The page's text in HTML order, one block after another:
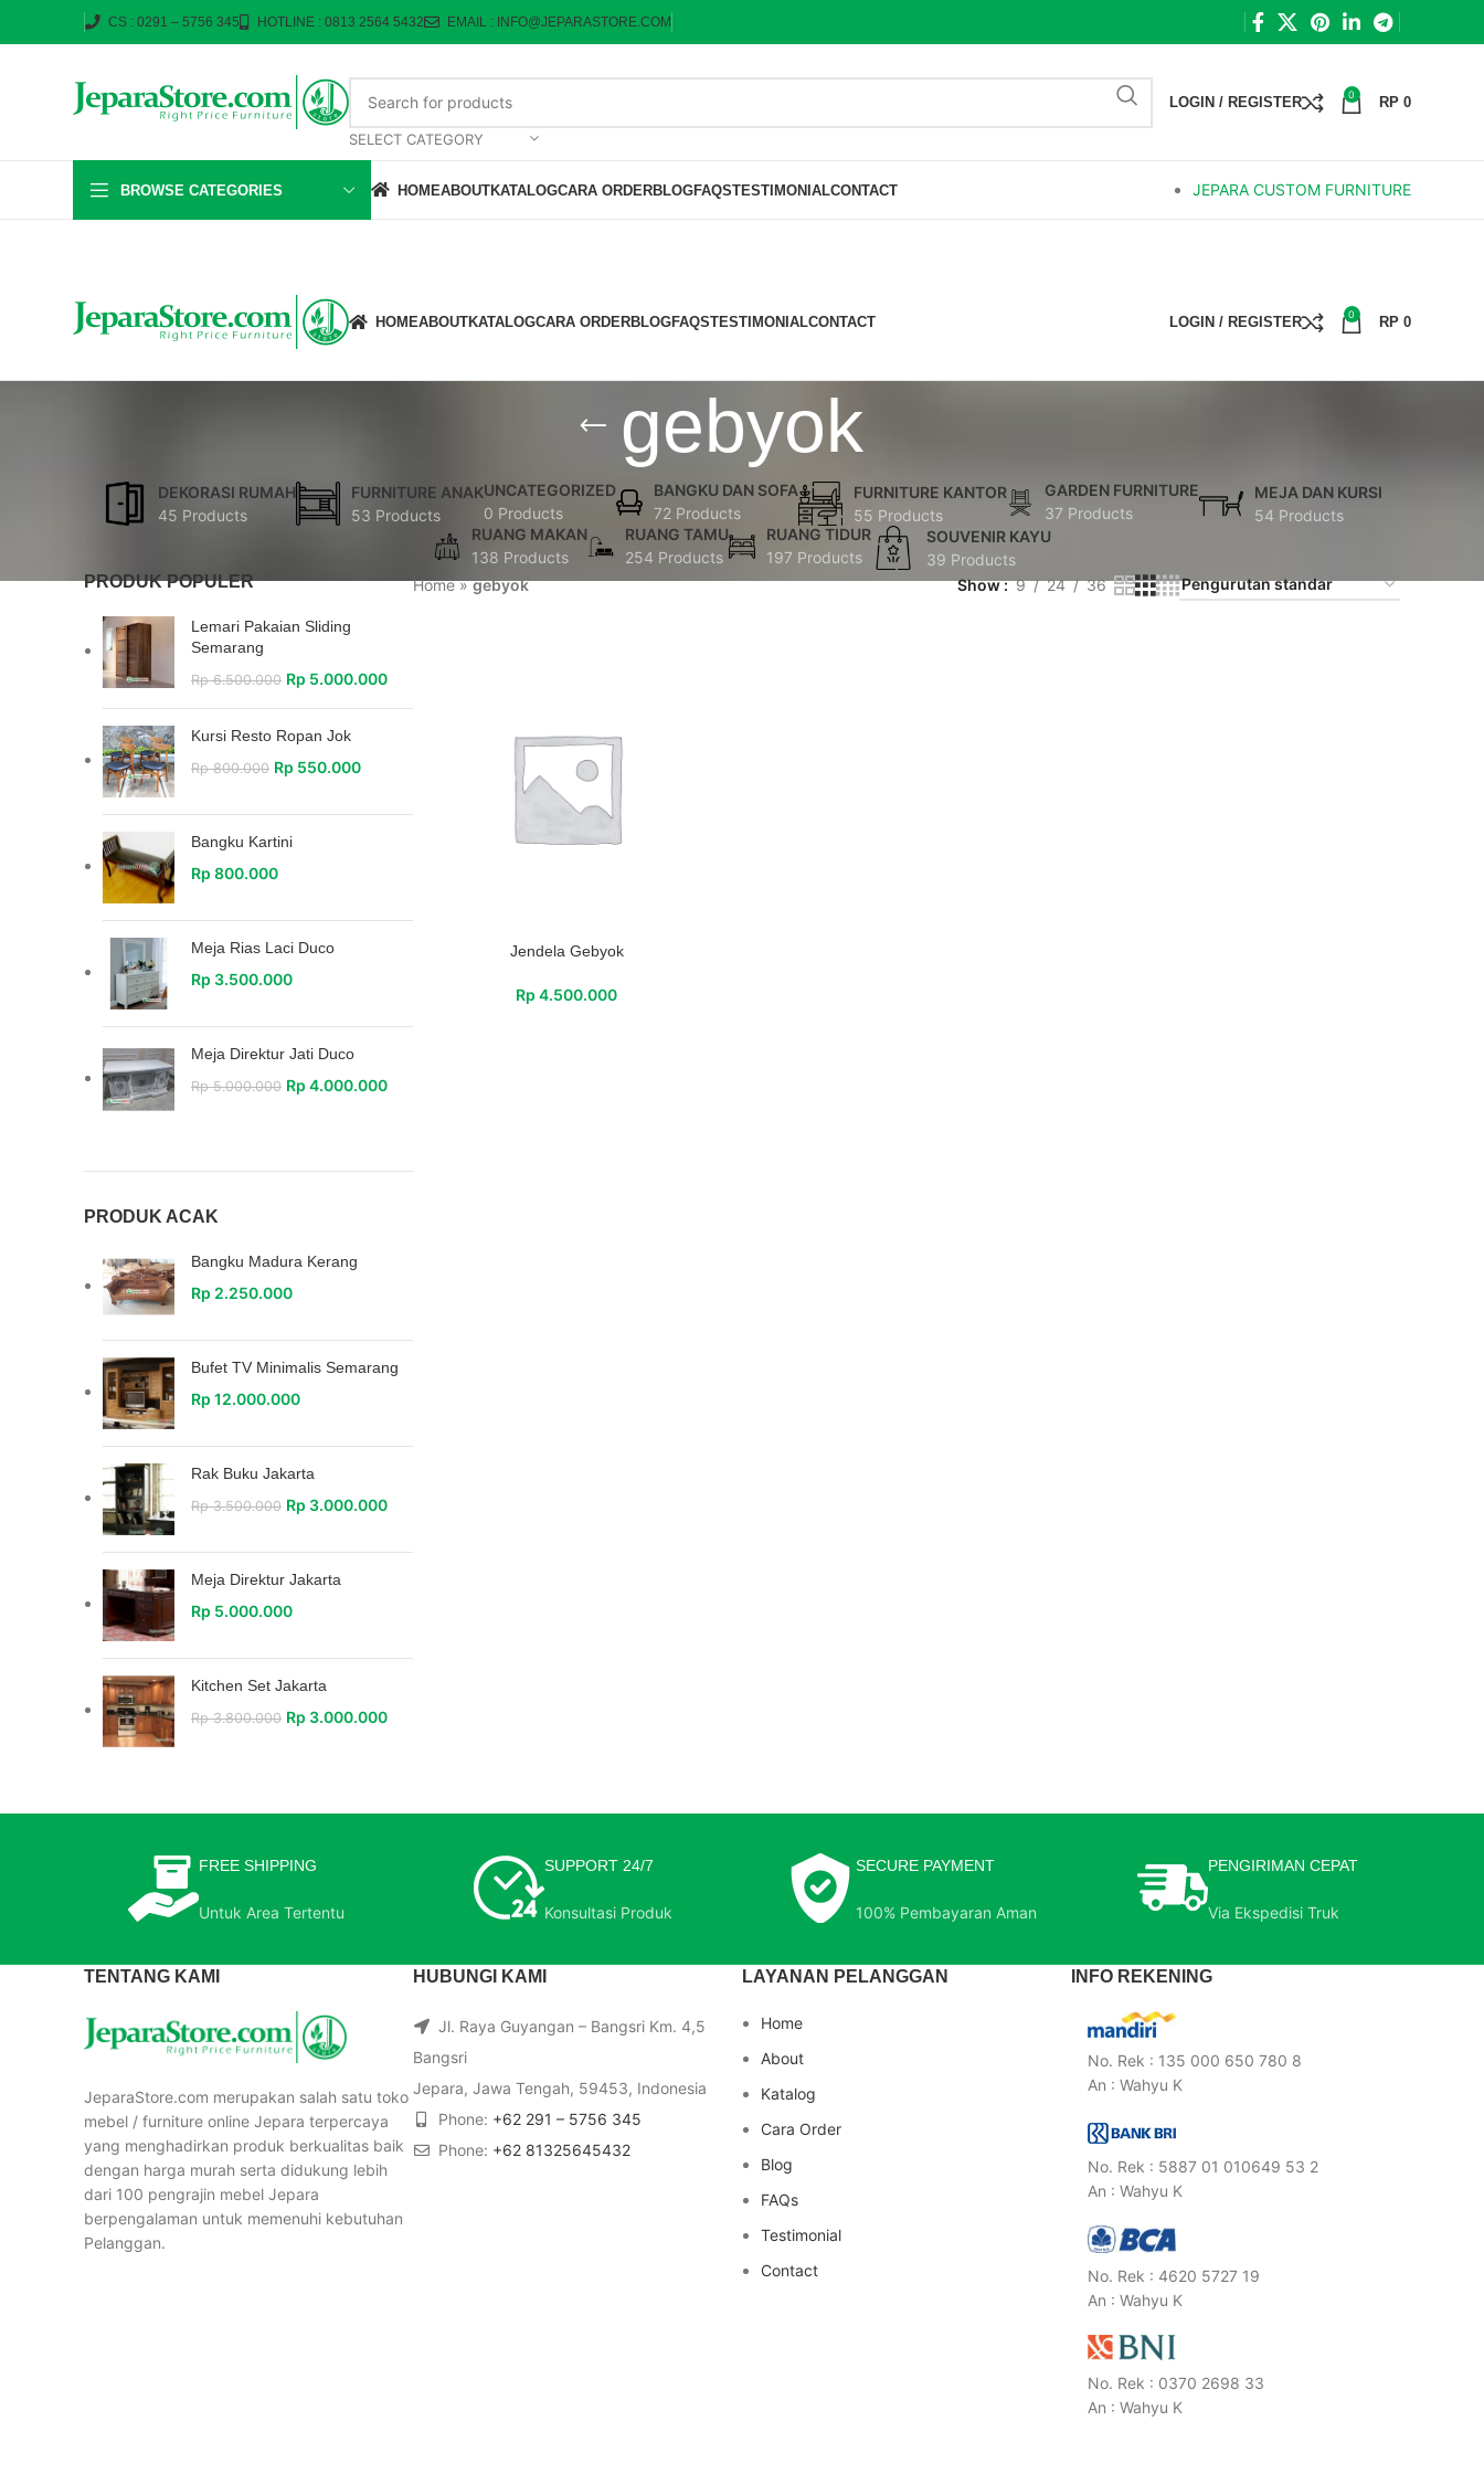
CS : 0291 – 5756 345 HOTLINE : 0813 2564 5432 EMAIL : INFO@JEPARASTORE.COM
SELECT CATEGORY
LOGIN / REGISTER 0 RP 0
BROWSE CATEGORIES HOMEABOUTKATALOGCARA ORDERBLOGFAQSTESTIMONIALCONTACT JEPARA CUSTOM FURNITURE
HOMEABOUTKATALOGCARA ORDERBLOGFAQSTESTIMONIALCONTACT LOGIN / REGISTER 0 RP 0
gebyok
DEKORASI RUMAH
45 Products
FURNITURE ANAK
53 Products
UNCATEGORIZED
0 Products
BANGKU DAN SOFA
72 Products
FURNITURE KANTOR
55 Products
GARDEN FURNITURE
37 Products
MEJA DAN KURSI
54 Products
RUANG MAKAN
138 Products
RUANG TAMU
254 Products
RUANG TIDUR
197 Products
SOUVENIR KAYU
39 Products
PRODUK POPULER
Lemari Pakaian Sliding
Semarang
Rp6.500.000 Rp 5.000.000
Kursi Resto Ropan Jok
Rp800.000 Rp 550.000
Bangku Kartini
Rp 800.000
Meja Rias Laci Duco
Rp 3.500.000
Meja Direktur Jati Duco
Rp5.000.000 Rp 4.000.000
PRODUK ACAK
Bangku Madura Kerang
Rp 2.250.000
Bufet TV Minimalis Semarang
Rp 12.000.000
Rak Buku Jakarta
Rp3.500.000 Rp 3.000.000
Meja Direktur Jakarta
Rp 5.000.000
Kitchen Set Jakarta
Rp3.800.000 Rp 3.000.000
Home»gebyok Show 9 24 36
Jendela Gebyok
Rp 4.500.000
FREE SHIPPING
Untuk Area Tertentu
SUPPORT 24/7
Konsultasi Produk
SECURE PAYMENT
100% Pembayaran Aman
PENGIRIMAN CEPAT
Via Ekspedisi Truk
TENTANG KAMI
JeparaStore.com merupakan salah satu toko
mebel / furniture online Jepara terpercaya
yang menghadirkan produk berkualitas baik
dengan harga murah serta didukung lebih
dari 100 pengrajin mebel Jepara
berpengalaman untuk memenuhi kebutuhan
Pelanggan.
HUBUNGI KAMI
Jl. Raya Guyangan – Bangsri Km. 4,5
Bangsri
Jepara, Jawa Tengah, 59453, Indonesia
Phone: +62 291 – 5756 345
Phone: +62 81325645432
LAYANAN PELANGGAN
Home
About
Katalog
Cara Order
Blog
FAQs
Testimonial
Contact
INFO REKENING
No. Rek : 135 000 650 780 8
An : Wahyu K
No. Rek : 5887 01 010649 53 2
An : Wahyu K
No. Rek : 4620 5727 19
An : Wahyu K
No. Rek : 0370 2698 33
An : Wahyu K